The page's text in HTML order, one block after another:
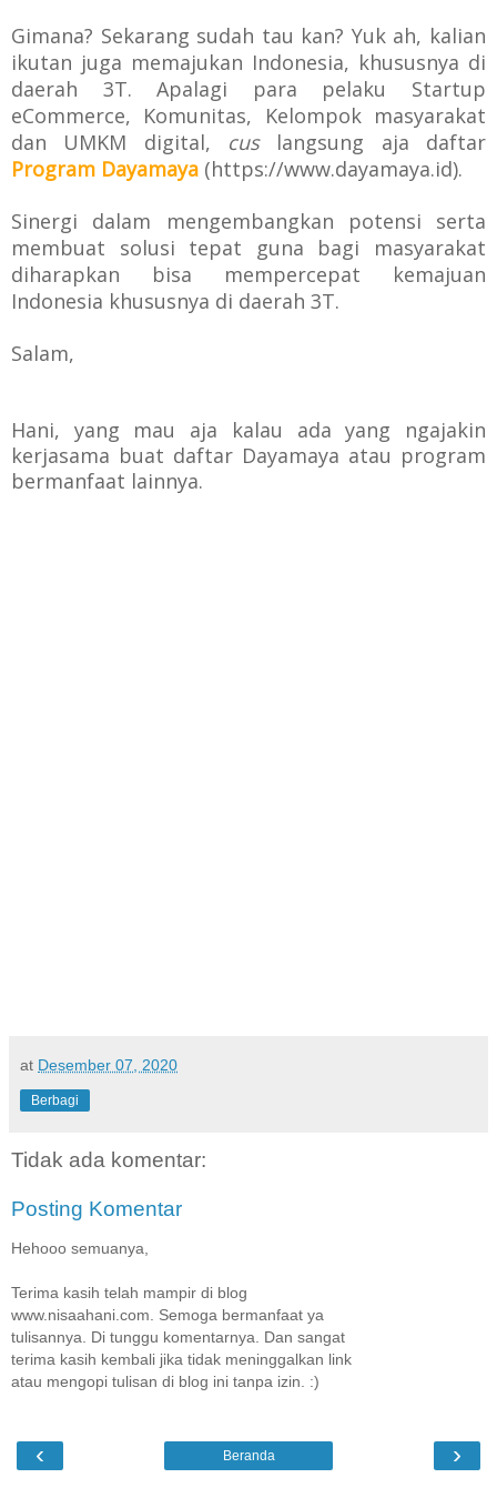
Gimana? Sekarang sudah tau kan? Yuk ah, kalian
ikutan juga memajukan Indonesia, khususnya di
daerah 3T. Apalagi para pelaku Startup
eCommerce, Komunitas, Kelompok masyarakat
dan UMKM digital, cuslangsung aja daftar
Program Dayamaya (https://www.dayamaya.id).
Sinergi dalam mengembangkan potensi serta
membuat solusi tepat guna bagi masyarakat
diharapkan bisa mempercepat kemajuan
Indonesia khususnya di daerah 3T.
Salam,
Hani, yang mau aja kalau ada yang ngajakin
kerjasama buat daftar Dayamaya atau program
bermanfaat lainnya.
at Desember 07, 2020
Berbagi
Tidak ada komentar:
Posting Komentar
Hehooo semuanya,
Terima kasih telah mampir di blog
www.nisaahani.com. Semoga bermanfaat ya
tulisannya. Di tunggu komentarnya. Dan sangat
terima kasih kembali jika tidak meninggalkan link
atau mengopi tulisan di blog ini tanpa izin. :)
‹ ›
Beranda